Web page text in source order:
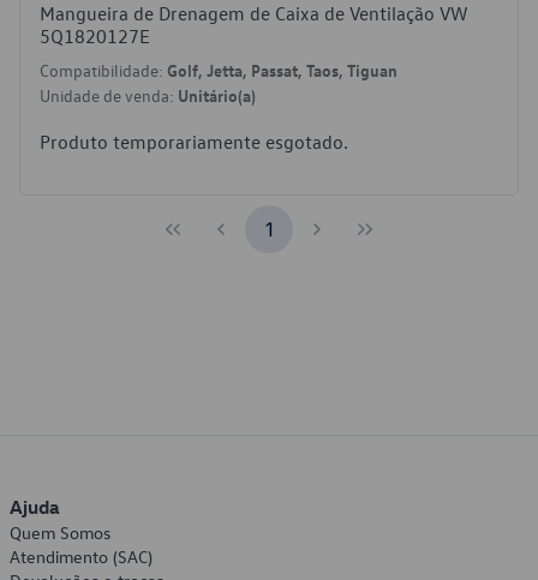
Mangueira de Drenagem de Caixa de Ventilação VW
5Q1820127E
Compatibilidade: Golf, Jetta, Passat, Taos, Tiguan
Unidade de venda: Unitário(a)
Produto temporariamente esgotado.
1
Ajuda
Quem Somos
Atendimento (SAC)